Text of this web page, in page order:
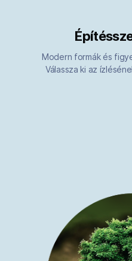
Modern formák és
Válassza ki az